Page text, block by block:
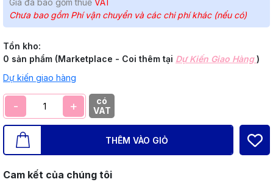
Giá đã bao gồm thuế VAT
Chưa bao gồm Phí vận chuyển và các chi phí khác (nếu có)
Tồn kho:
0 sản phẩm (Marketplace - Coi thêm tại Dự Kiến Giao Hàng)
Dự kiến giao hàng
- +
có
VAT
THÊM VÀO GIỎ
Cam kết của chúng tôi